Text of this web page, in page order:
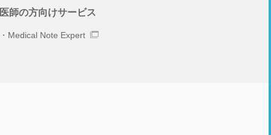
医師の方向けサービス
Medical Note Expert